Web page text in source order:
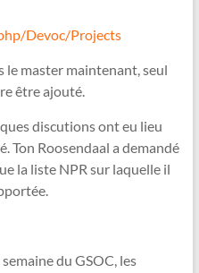
Devoc/Projects
le master maintenant, seul
être ajouté.
discutions ont eu lieu
Ton Roosendaal a demandé
la liste NPR sur laquelle il
du GSOC, les